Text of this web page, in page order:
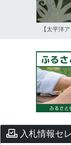
【太平洋
入札情報セ